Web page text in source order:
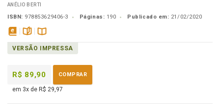
ANÉLIO BERTI
ISBN: 978853629406-3 Páginas: 190 Publicado em: 21/02/2020
disponível
em
páginasDisponível
na
VERSÃO IMPRESSA
R$ 89,90 COMPRAR
em 3x de R$ 29,97